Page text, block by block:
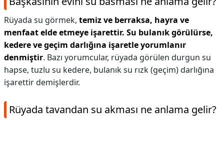
Rüyada su görmek, temiz ve berraksa, hayra ve
menfaat elde etmeye işarettir. Su bulanık görülürse,
kedere ve geçim darlığına işaretle yorumlanır
denmiştir. Bazı yorumcular, rüyada görülen durgun su
hapse, tuzlu su kedere, bulanık su rızk (geçim) darlığına
işarettir demişlerdir.
Rüyada tavandan su akması ne anlama gelir?